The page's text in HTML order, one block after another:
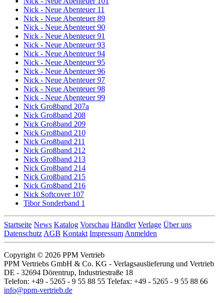
Nick - Neue Abenteuer 11
Nick - Neue Abenteuer 89
Nick - Neue Abenteuer 90
Nick - Neue Abenteuer 91
Nick - Neue Abenteuer 93
Nick - Neue Abenteuer 94
Nick - Neue Abenteuer 95
Nick - Neue Abenteuer 96
Nick - Neue Abenteuer 97
Nick - Neue Abenteuer 98
Nick - Neue Abenteuer 99
Nick Großband 207a
Nick Großband 208
Nick Großband 209
Nick Großband 210
Nick Großband 211
Nick Großband 212
Nick Großband 213
Nick Großband 214
Nick Großband 215
Nick Großband 216
Nick Softcover 107
Tibor Sonderband 1
Startseite News Katalog Vorschau Händler Verlage Über uns
Datenschutz AGB Kontakt Impressum Anmelden
Copyright © 2026 PPM Vertrieb
PPM Vertriebs GmbH & Co. KG - Verlagsauslieferung und Vertrieb
DE - 32694 Dörentrup, Industriestraße 18
Telefon: +49 - 5265 - 9 55 88 55 Telefax: +49 - 5265 - 9 55 88 66
info@ppm-vertrieb.de